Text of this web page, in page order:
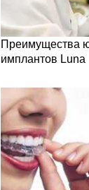
Преимущества
имплантов Luna